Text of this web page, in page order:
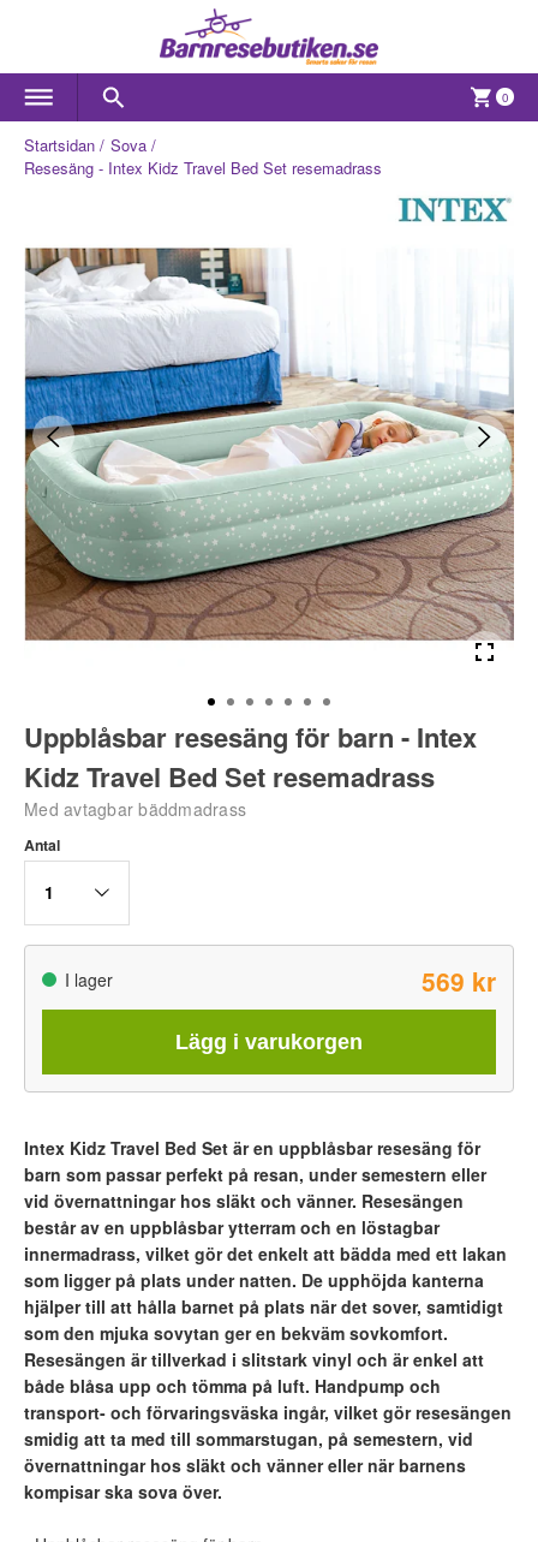
0
Startsidan
Sova
Resesäng - Intex Kidz Travel Bed Set resemadrass
Uppblåsbar resesäng för barn - Intex
Kidz Travel Bed Set resemadrass
Med avtagbar bäddmadrass
Antal
1
I lager 569 kr
Lägg i varukorgen
Intex Kidz Travel Bed Set är en uppblåsbar resesäng för
barn som passar perfekt på resan, under semestern eller
vid övernattningar hos släkt och vänner. Resesängen
består av en uppblåsbar ytterram och en löstagbar
innermadrass, vilket gör det enkelt att bädda med ett lakan
som ligger på plats under natten. De upphöjda kanterna
hjälper till att hålla barnet på plats när det sover, samtidigt
som den mjuka sovytan ger en bekväm sovkomfort.
Resesängen är tillverkad i slitstark vinyl och är enkel att
både blåsa upp och tömma på luft. Handpump och
transport- och förvaringsväska ingår, vilket gör resesängen
smidig att ta med till sommarstugan, på semestern, vid
övernattningar hos släkt och vänner eller när barnens
kompisar ska sova över.